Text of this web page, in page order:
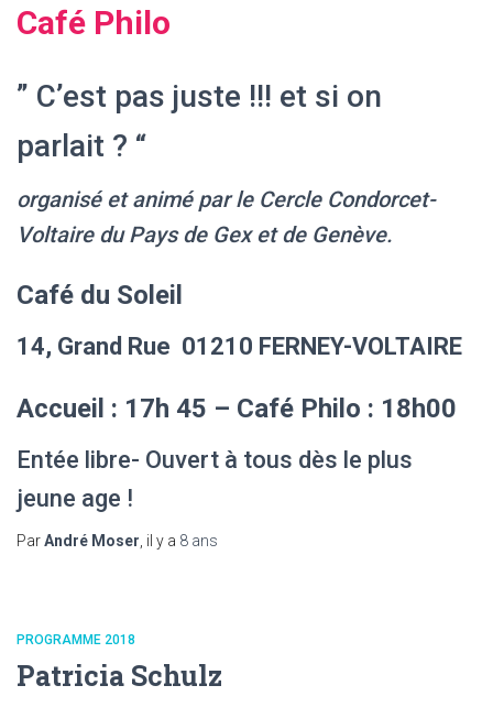
Café Philo
” C’est pas juste !!! et si on
parlait ? “
organisé et animé par le Cercle Condorcet-
Voltaire du Pays de Gex et de Genève.
Café du Soleil
14, Grand Rue 01210 FERNEY-VOLTAIRE
Accueil : 17h 45 – Café Philo : 18h00
Entée libre- Ouvert à tous dès le plus
jeune age !
ParAndré Moser , il y a 8 ans
PROGRAMME 2018
Patricia Schulz